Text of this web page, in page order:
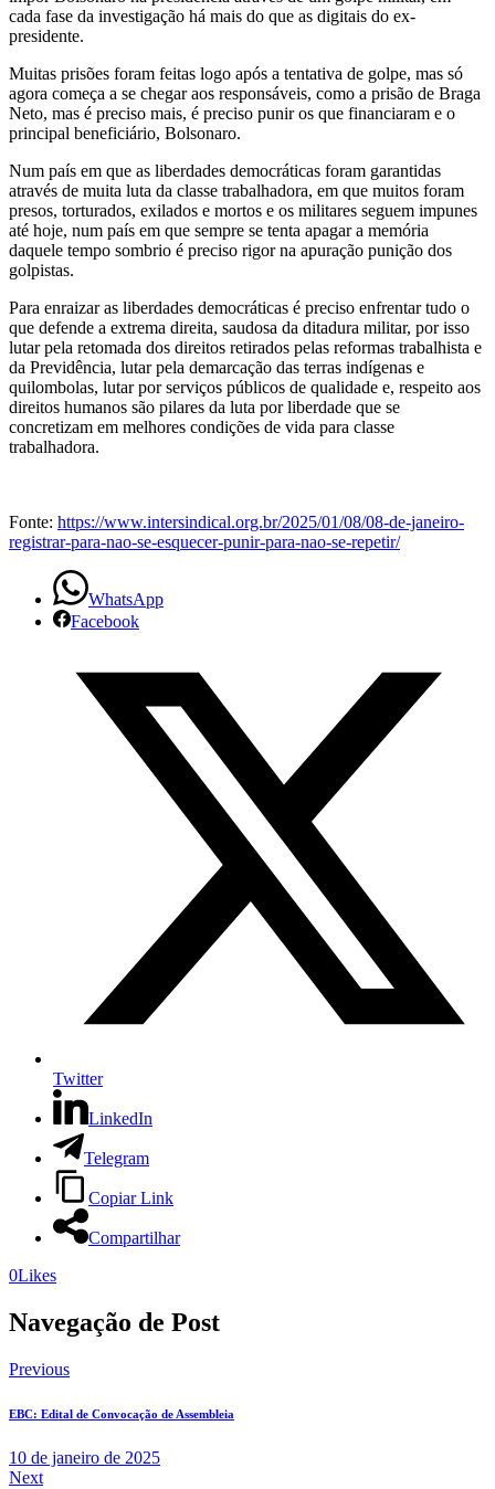
cada fase da investigação há mais do que as digitais do ex-
presidente.
Muitas prisões foram feitas logo após a tentativa de golpe, mas só
agora começa a se chegar aos responsáveis, como a prisão de Braga
Neto, mas é preciso mais, é preciso punir os que financiaram e o
principal beneficiário, Bolsonaro.
Num país em que as liberdades democráticas foram garantidas
através de muita luta da classe trabalhadora, em que muitos foram
presos, torturados, exilados e mortos e os militares seguem impunes
até hoje, num país em que sempre se tenta apagar a memória
daquele tempo sombrio é preciso rigor na apuração punição dos
golpistas.
Para enraizar as liberdades democráticas é preciso enfrentar tudo o
que defende a extrema direita, saudosa da ditadura militar, por isso
lutar pela retomada dos direitos retirados pelas reformas trabalhista e
da Previdência, lutar pela demarcação das terras indígenas e
quilombolas, lutar por serviços públicos de qualidade e, respeito aos
direitos humanos são pilares da luta por liberdade que se
concretizam em melhores condições de vida para classe
trabalhadora.
Fonte: https://www.intersindical.org.br/2025/01/08/08-de-janeiro-
registrar-para-nao-se-esquecer-punir-para-nao-se-repetir/
WhatsApp
Facebook
Twitter
LinkedIn
Telegram
Copiar Link
Compartilhar
0Likes
Navegação de Post
Previous
EBC: Edital de Convocação de Assembleia
10 de janeiro de 2025
Next